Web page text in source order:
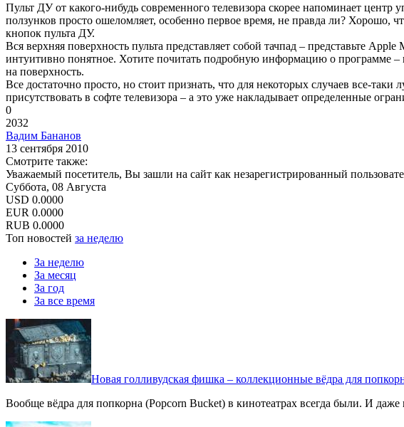
Пульт ДУ от какого-нибудь современного телевизора скорее напоминает
ползунков просто ошеломляет, особенно первое время, не правда ли? Хорошо,
кнопок пульта ДУ.
Вся верхняя поверхность пульта представляет собой тачпад – представьте
интуитивно понятное. Хотите почитать подробную информацию о программе –
на поверхность.
Все достаточно просто, но стоит признать, что для некоторых случаев все-
присутствовать в софте телевизора – а это уже накладывает определенные
0
2032
Вадим Бананов
13 сентября 2010
Смотрите также:
Уважаемый посетитель, Вы зашли на сайт как незарегистрированный
Суббота, 08 Августа
USD 0.0000
EUR 0.0000
RUB 0.0000
Топ новостей за неделю
За неделю
За месяц
За год
За все время
Новая голливудская фишка – коллекционные вёдра для
Вообще вёдра для попкорна (Popcorn Bucket) в кинотеатрах всегда были. И